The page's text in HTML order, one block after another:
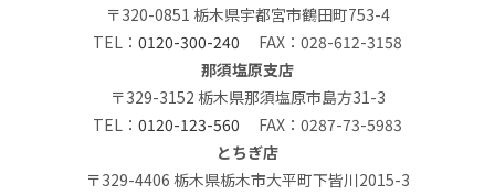
〒320-0851 栃木県宇都宮市鶴田町753-4
TEL： 0120-300-240 FAX：028-612-3158
那須塩原支店
〒329-3152 栃木県那須塩原市島方31-3
TEL： 0120-123-560 FAX：0287-73-5983
とちぎ店
〒329-4406 栃木県栃木市大平町下皆川2015-3